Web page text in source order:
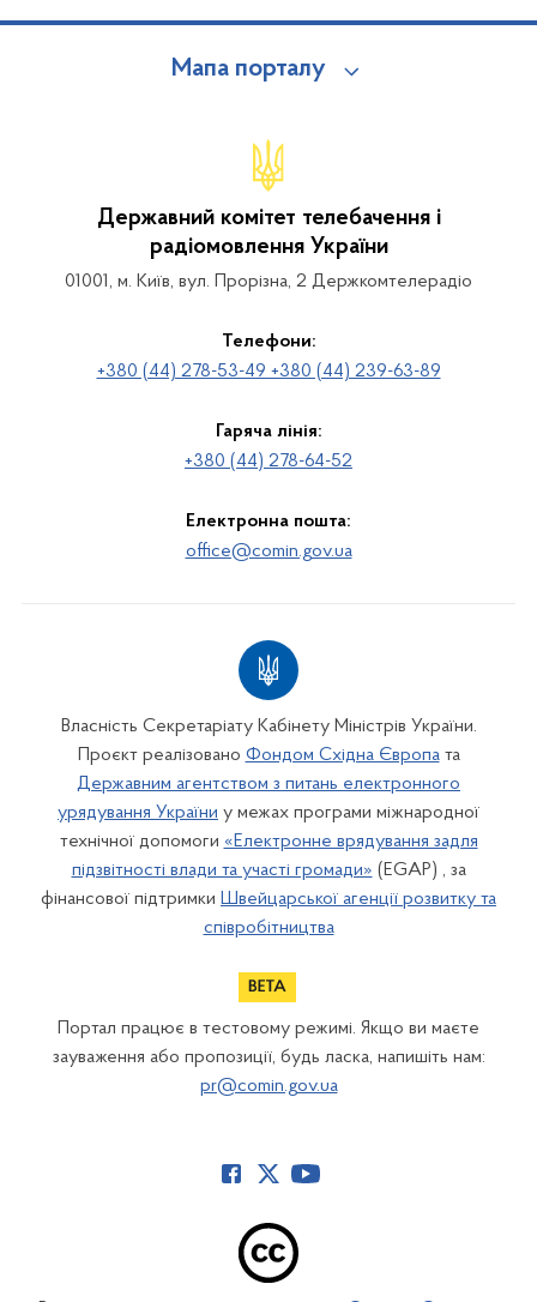
Мапа порталу
Державний комітет телебачення і
радіомовлення України
01001, м. Київ, вул. Прорізна, 2 Держкомтелерадіо
Телефони:
+380 (44) 278-53-49 +380 (44) 239-63-89
Гаряча лінія:
+380 (44) 278-64-52
Електронна пошта:
office@comin.gov.ua
Власність Секретаріату Кабінету Міністрів України.
Проєкт реалізовано Фондом Східна Європата
Державним агентством з питань електронного
урядування України у межах програми міжнародної
технічної допомоги «Електронне врядування задля
підзвітності влади та участі громади» (EGAP) , за
фінансової підтримки Швейцарської агенції розвитку та
співробітництва
Портал працює в тестовому режимі. Якщо ви маєте
зауваження або пропозиції, будь ласка, напишіть нам:
pr@comin.gov.ua